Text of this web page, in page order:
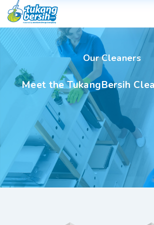
Our Cleaners
Meet the TukangBersih